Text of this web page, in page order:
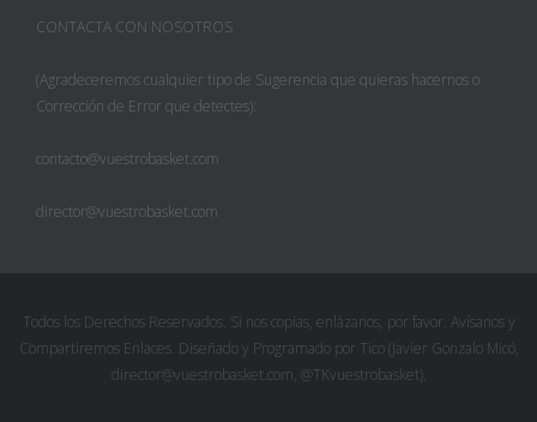
CONTACTA CON NOSOTROS
(Agradeceremos cualquier tipo de Sugerencia que quieras hacernos o
Corrección de Error que detectes):
contacto@vuestrobasket.com
director@vuestrobasket.com
Todos los Derechos Reservados. Si nos copias, enlázanos, por favor. Avísanos y
Compartiremos Enlaces. Diseñado y Programado por Tico (Javier Gonzalo Micó,
director@vuestrobasket.com, @TKvuestrobasket).
Pinterest